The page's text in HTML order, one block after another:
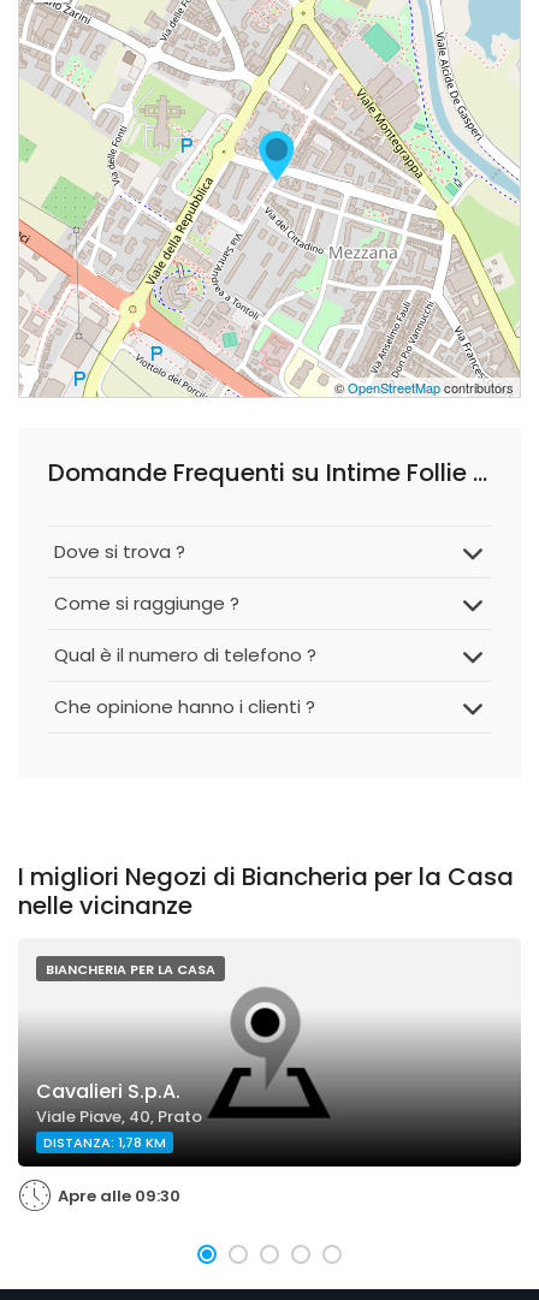
©OpenStreetMapcontributors
Domande Frequenti su Intime Follie Puggelli Daniela
Dove si trova ?
Come si raggiunge ?
Qual è il numero di telefono ?
Che opinione hanno i clienti ?
I migliori Negozi di Biancheria per la Casa
nelle vicinanze
BIANCHERIA PER LA CASA
Cavalieri S.p.A.
Viale Piave, 40, Prato
DISTANZA: 1,78 KM
Apre alle 09:30